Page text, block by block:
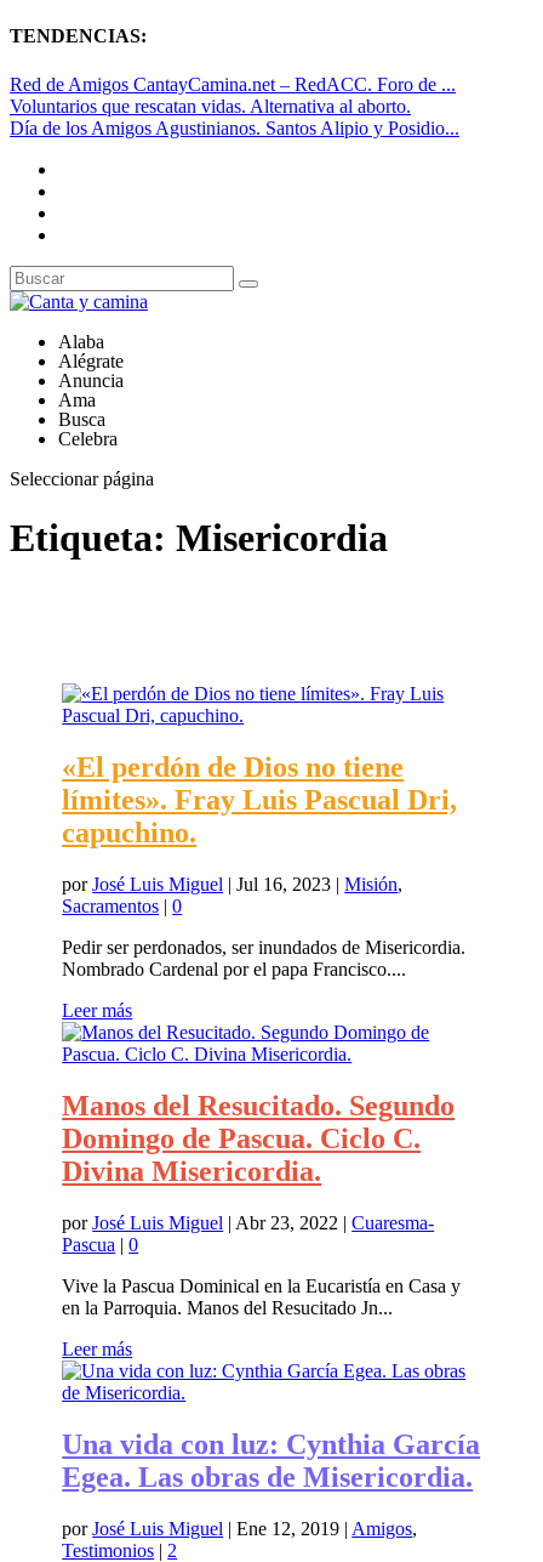
TENDENCIAS:
Red de Amigos CantayCamina.net – RedACC. Foro de ...
Voluntarios que rescatan vidas. Alternativa al aborto.
Día de los Amigos Agustinianos. Santos Alipio y Posidio...
Alaba
Alégrate
Anuncia
Ama
Busca
Celebra
Seleccionar página
Etiqueta: Misericordia
«El perdón de Dios no tiene
límites». Fray Luis Pascual Dri,
capuchino.
porJosé Luis Miguel |Jul 16, 2023 |Misión,
Sacramentos |0
Pedir ser perdonados, ser inundados de Misericordia.
Nombrado Cardenal por el papa Francisco....
Leer más
Manos del Resucitado. Segundo
Domingo de Pascua. Ciclo C.
Divina Misericordia.
porJosé Luis Miguel | Abr 23, 2022 |Cuaresma-
Pascua |0
Vive la Pascua Dominical en la Eucaristía en Casa y
en la Parroquia. Manos del Resucitado Jn...
Leer más
Una vida con luz: Cynthia García
Egea. Las obras de Misericordia.
porJosé Luis Miguel |Ene 12, 2019 | Amigos,
Testimonios | 2